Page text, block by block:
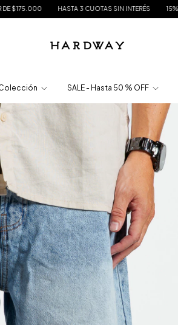
INTERÉS 15% DE DESCUENTO EN TRANSFERENCIA
SALE - Hasta 50 % OFF